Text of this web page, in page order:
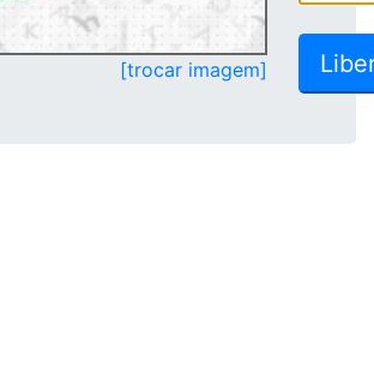
[trocar imagem]